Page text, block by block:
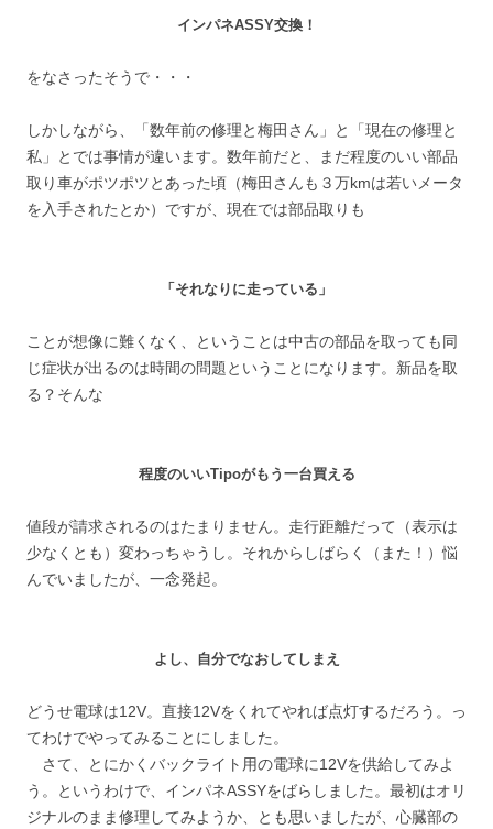
インパネASSY交換！
をなさったそうで・・・
しかしながら、「数年前の修理と梅田さん」と「現在の修理と
私」とでは事情が違います。数年前だと、まだ程度のいい部品
取り車がポツポツとあった頃（梅田さんも３万kmは若いメータ
を入手されたとか）ですが、現在では部品取りも
「それなりに走っている」
ことが想像に難くなく、ということは中古の部品を取っても同
じ症状が出るのは時間の問題ということになります。新品を取
る？そんな
程度のいいTipoがもう一台買える
値段が請求されるのはたまりません。走行距離だって（表示は
少なくとも）変わっちゃうし。それからしばらく（また！）悩
んでいましたが、一念発起。
よし、自分でなおしてしまえ
どうせ電球は12V。直接12Vをくれてやれば点灯するだろう。っ
てわけでやってみることにしました。
さて、とにかくバックライト用の電球に12Vを供給してみよ
う。というわけで、インパネASSYをばらしました。最初はオリ
ジナルのまま修理してみようか、とも思いましたが、心臓部の